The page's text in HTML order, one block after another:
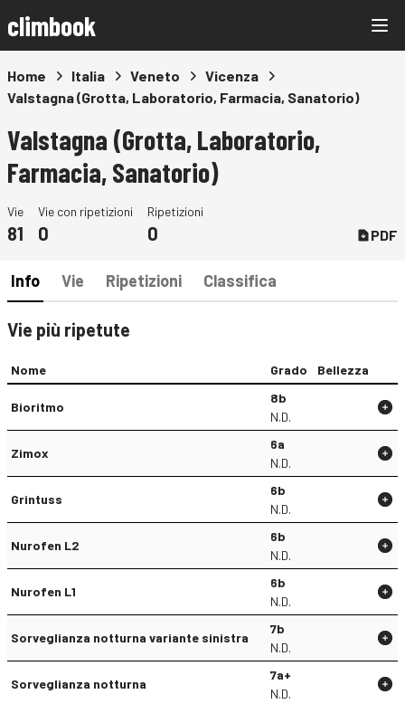
climbook
Home Italia Veneto
Vicenza
Valstagna (Grotta, Laboratorio, Farmacia, Sanatorio)
Valstagna (Grotta, Laboratorio,
Farmacia, Sanatorio)
Vie
81
Vie con ripetizioni
0
Ripetizioni
0 PDF
Info Vie Ripetizioni Classifica
Vie più ripetute
Nome Grado Bellezza
Bioritmo
8b
N.D.
Zimox
6a
N.D.
Grintuss
6b
N.D.
Nurofen L2
6b
N.D.
Nurofen L1
6b
N.D.
Sorveglianza notturna variante sinistra
7b
N.D.
Sorveglianza notturna
7a+
N.D.